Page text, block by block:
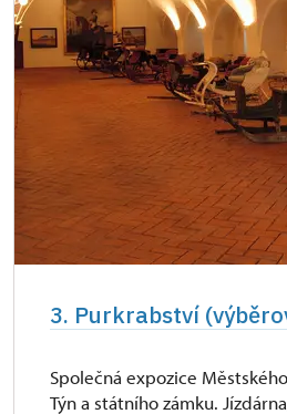
3. Purkrabství
Společná expozice
Týn a státního zámku.